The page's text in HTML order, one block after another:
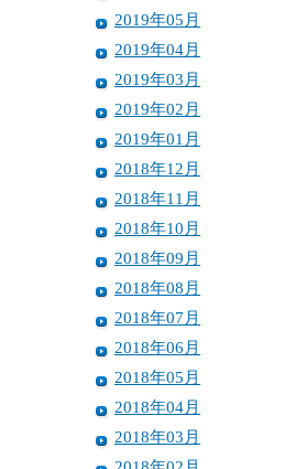
2019年05月
2019年04月
2019年03月
2019年02月
2019年01月
2018年12月
2018年11月
2018年10月
2018年09月
2018年08月
2018年07月
2018年06月
2018年05月
2018年04月
2018年03月